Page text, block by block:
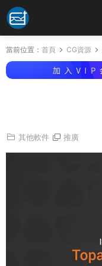
當前位置： 首頁 CG資源
其他軟件 推廣